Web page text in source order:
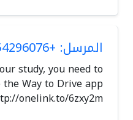
المرسل: +18554296076
study, you need to
Way to Drive app
onelink.to/6zxy2m